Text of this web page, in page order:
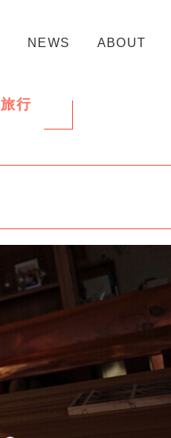
NEWS ABOUT
旅行